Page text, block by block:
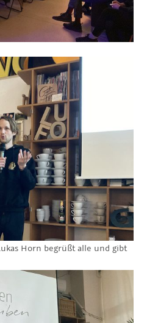
Horn begrüßt alle und gibt